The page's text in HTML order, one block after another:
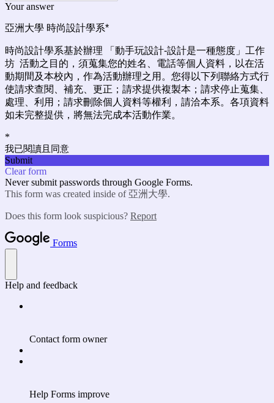
Your answer
亞洲大學 時尚設計學系*
時尚設計學系基於辦理 「動手玩設計-設計是一種態度」工作
坊 活動之目的，須蒐集您的姓名、電話等個人資料，以在活
動期間及本校內，作為活動辦理之用。您得以下列聯絡方式行
使請求查閱、補充、更正；請求提供複製本；請求停止蒐集、
處理、利用；請求刪除個人資料等權利，請洽本系。各項資料
如未完整提供，將無法完成本活動作業。
*
我已閱讀且同意
Submit
Clear form
Never submit passwords through Google Forms.
This form was created inside of 亞洲大學.
Does this form look suspicious? Report
Forms
Help and feedback
Contact form owner
Help Forms improve